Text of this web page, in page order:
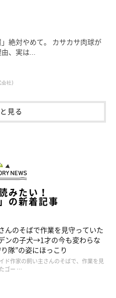
」絶対やめて。 カサカサ肉球が
、実は...
会社)
見る
みたい！
の新着記事
んのそばで作業を見守っていた
ンの子犬→1才の今も変わらな
隊”の姿にほっこり
ド作家の飼い主さんのそばで、作業を見
ゴー …